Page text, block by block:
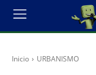
Inicio URBANISMO